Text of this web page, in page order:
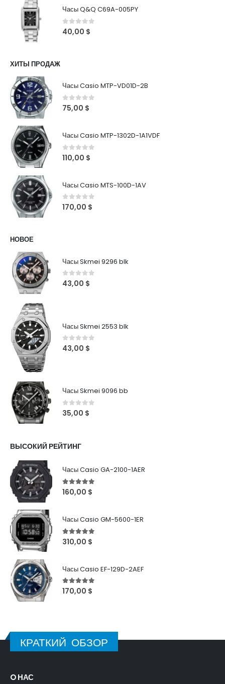
Часы Q&Q C69A-005PY
0 out of 5
40,00 $
ХИТЫ ПРОДАЖ
Часы Casio MTP-VD01D-2B
0out of 5
75,00 $
Часы Casio MTP-1302D-1A1VDF
0out of 5
110,00 $
Часы Casio MTS-100D-1AV
0out of 5
170,00 $
НОВОЕ
Часы Skmei 9296 blk
0 out of 5
43,00 $
Часы Skmei 2553 blk
0 out of 5
43,00 $
Часы Skmei 9096 bb
0out of 5
35,00 $
ВЫСОКИЙ РЕЙТИНГ
Часы Casio GA-2100-1AER
5out of 5
160,00 $
Часы Casio GM-5600-1ER
5out of 5
310,00 $
Часы Casio EF-129D-2AEF
5out of 5
170,00 $
КРАТКИЙ ОБЗОР
O НАС